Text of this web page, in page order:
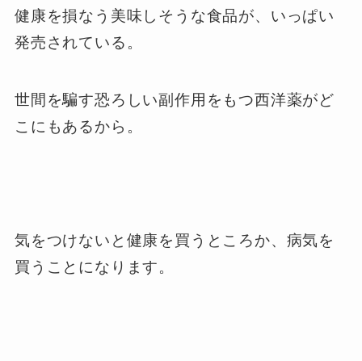
健康を損なう美味しそうな食品が、いっぱい
発売されている。
世間を騙す恐ろしい副作用をもつ西洋薬がど
こにもあるから。
気をつけないと健康を買うところか、病気を
買うことになります。